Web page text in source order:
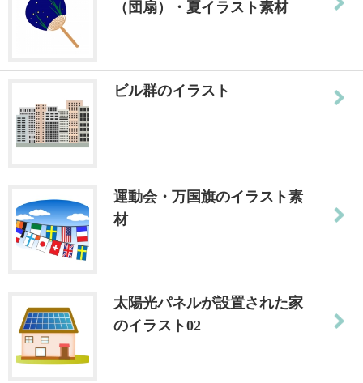
（団扇）・夏イラスト素材
ビル群のイラスト
運動会・万国旗のイラスト素
材
太陽光パネルが設置された家
のイラスト02